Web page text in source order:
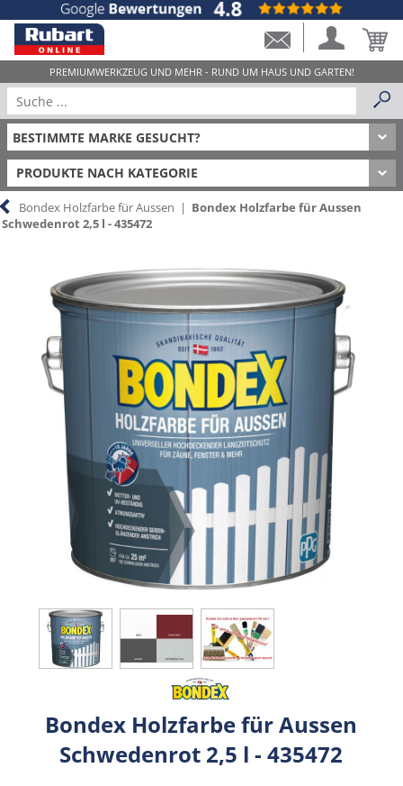
PRODUKTE NACH KATEGORIE
Bondex Holzfarbe für Aussen | Bondex Holzfarbe für Aussen
Schwedenrot 2,5 l - 435472
Bondex Holzfarbe für Aussen
Schwedenrot 2,5 l - 435472